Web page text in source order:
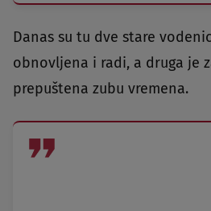
Danas su tu dve stare
obnovljena i radi, a druga je
prepuštena zubu vremena.